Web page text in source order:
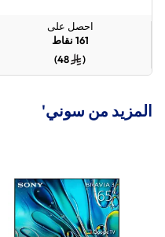
احصل على
161 نقاط
(
48
)
المزيد من سوني'